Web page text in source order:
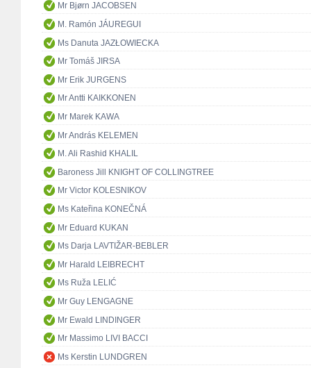
Mr Bjørn JACOBSEN
M. Ramón JÁUREGUI
Ms Danuta JAZŁOWIECKA
Mr Tomáš JIRSA
Mr Erik JURGENS
Mr Antti KAIKKONEN
Mr Marek KAWA
Mr András KELEMEN
M. Ali Rashid KHALIL
Baroness Jill KNIGHT OF COLLINGTREE
Mr Victor KOLESNIKOV
Ms Kateřina KONEČNÁ
Mr Eduard KUKAN
Ms Darja LAVTIŽAR-BEBLER
Mr Harald LEIBRECHT
Ms Ruža LELIĆ
Mr Guy LENGAGNE
Mr Ewald LINDINGER
Mr Massimo LIVI BACCI
Ms Kerstin LUNDGREN